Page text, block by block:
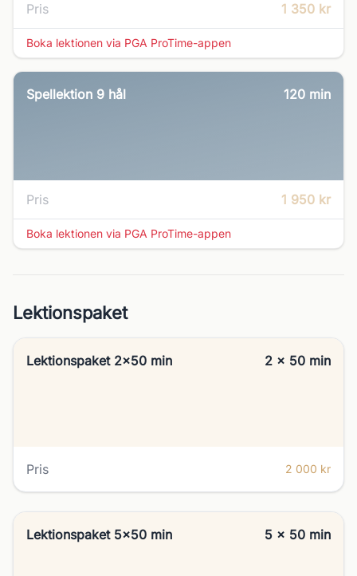
Pris 1 350 kr
Boka lektionen via PGA ProTime-appen
Spellektion 9 hål 120 min
Pris 1 950 kr
Boka lektionen via PGA ProTime-appen
Lektionspaket
Lektionspaket 2x50 min 2 x 50 min
Pris 2 000 kr
Lektionspaket 5x50 min 5 x 50 min